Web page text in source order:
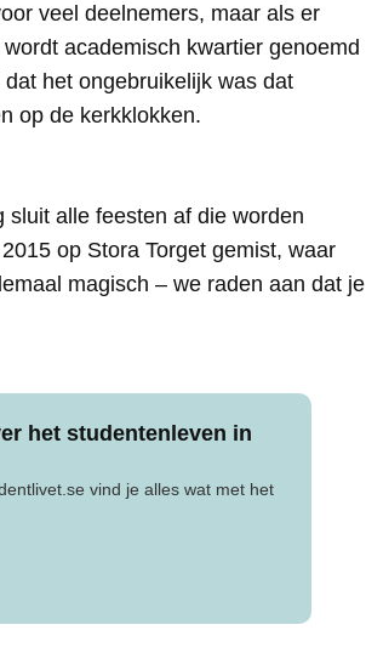
veel deelnemers, maar als er
academisch kwartier genoemd
het ongebruikelijk was dat
op de kerkklokken.
sluit alle feesten af die worden
op Stora Torget gemist, waar
magisch – we raden aan dat je
het studentenleven in
vind je alles wat met het